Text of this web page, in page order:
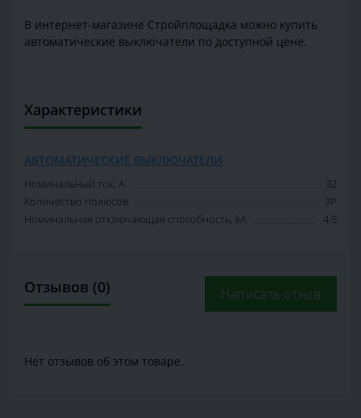
В интернет-магазине Стройплощадка можно купить
автоматические выключатели по доступной цене.
Характеристики
АВТОМАТИЧЕСКИЕ ВЫКЛЮЧАТЕЛИ
Номинальный ток, А
32
Количество полюсов
3P
Номинальная отключающая способность, kA
4.5
Отзывов (0) Написать отзыв
Нет отзывов об этом товаре.